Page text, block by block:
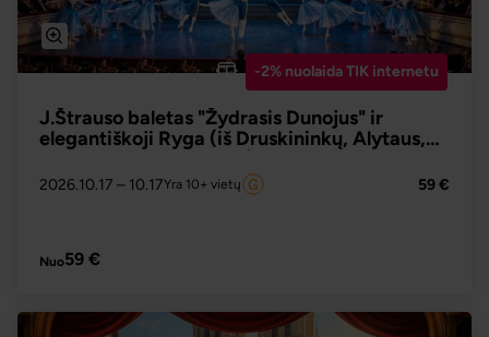
-2% nuolaida TIK internetu
J.Štrauso baletas "Žydrasis Dunojus" ir
elegantiškoji Ryga (iš Druskininkų, Alytaus,
2026.10.17 – 10.17Yra 10+ vietų 59 €
Nuo59 €